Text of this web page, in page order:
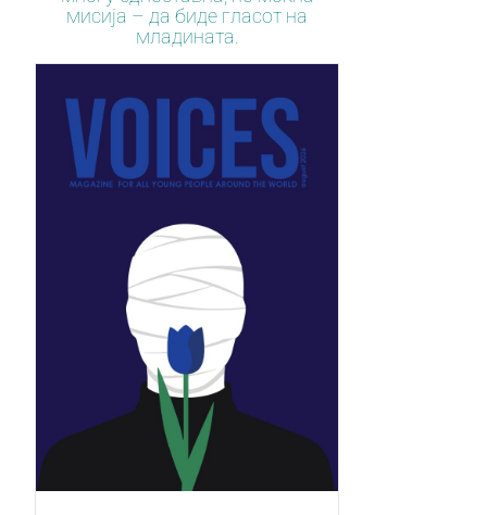
мисија – да биде гласот на
младината.